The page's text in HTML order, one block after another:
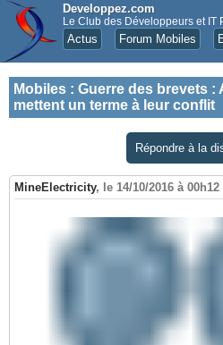
Developpez.com
Le Club des Développeurs et IT
Actus Forum Mobiles
Mobiles : Guerre des brevets :
mettent un terme à leur conflit
Répondre à la
MineElectricity, le 14/10/2016 à 00h12